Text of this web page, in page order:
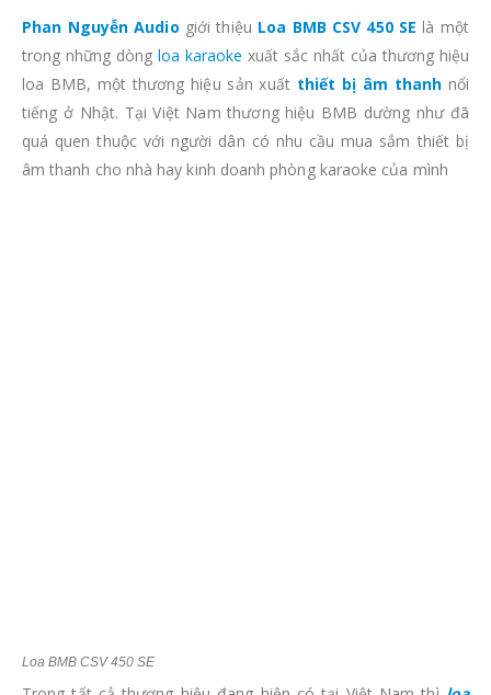
Phan Nguyễn Audio giới thiệu Loa BMB CSV 450 SE là một
trong những dòng loa karaoke xuất sắc nhất của thương hiệu
loa BMB, một thương hiệu sản xuất thiết bị âm thanhnổi
tiếng ở Nhật. Tại Việt Nam thương hiệu BMB dường như đã
quá quen thuộc với người dân có nhu cầu mua sắm thiết bị
âm thanh cho nhà hay kinh doanh phòng karaoke của mình
Công suất trung bình : 250W